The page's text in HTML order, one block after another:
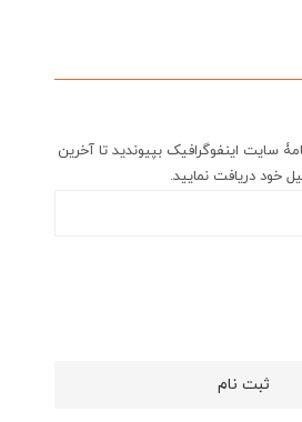
سایت اینفوگرافیک بپیوندید تا آخرین
خود دریافت نمایید.